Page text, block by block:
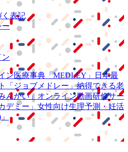
く表記
ー
ン
ン医療事典 「MEDLEY」
日本最
「ジョブメドレー」納得できる老
んかい」 オンライン動画研修サー
デミー」 女性向け生理予測・妊活